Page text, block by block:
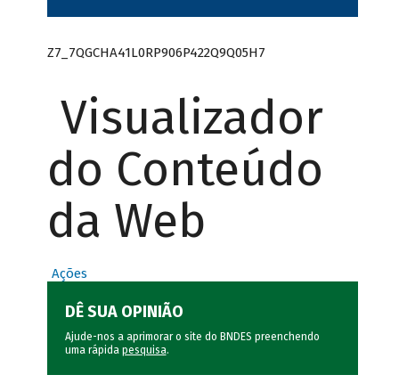
Z7_7QGCHA41L0RP906P422Q9Q05H7
Visualizador
do Conteúdo
da Web
Ações
DÊ SUA OPINIÃO
Ajude-nos a aprimorar o site do BNDES preenchendo
uma rápida pesquisa.